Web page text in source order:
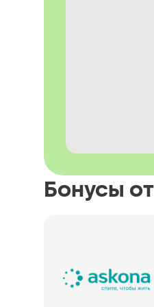
Бонусы